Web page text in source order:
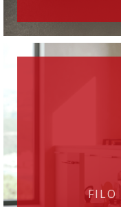
FILO